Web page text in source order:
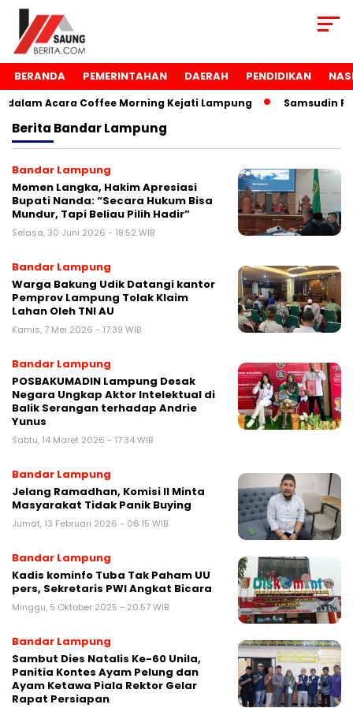
BERANDA PEMERINTAHAN DAERAH PENDIDIKAN
Acara Coffee Morning Kejati Lampung Samsudin Raih
Berita Bandar Lampung
Bandar Lampung
Momen Langka, Hakim Apresiasi
Bupati Nanda: “Secara Hukum Bisa
Mundur, Tapi Beliau Pilih Hadir”
Selasa, 30 Juni 2026 - 18:52 WIB
Bandar Lampung
Warga Bakung Udik Datangi kantor
Pemprov Lampung Tolak Klaim
Lahan Oleh TNI AU
Kamis, 7 Mei 2026 - 17:39 WIB
Bandar Lampung
POSBAKUMADIN Lampung Desak
Negara Ungkap Aktor Intelektual di
Balik Serangan terhadap Andrie
Yunus
Sabtu, 14 Maret 2026 - 17:34 WIB
Bandar Lampung
Jelang Ramadhan, Komisi II Minta
Masyarakat Tidak Panik Buying
Jumat, 13 Februari 2026 - 06:15 WIB
Bandar Lampung
Kadis kominfo Tuba Tak Paham UU
pers, Sekretaris PWI Angkat Bicara
Minggu, 5 Oktober 2025 - 20:57 WIB
Bandar Lampung
Sambut Dies Natalis Ke-60 Unila,
Panitia Kontes Ayam Pelung dan
Ayam Ketawa Piala Rektor Gelar
Rapat Persiapan